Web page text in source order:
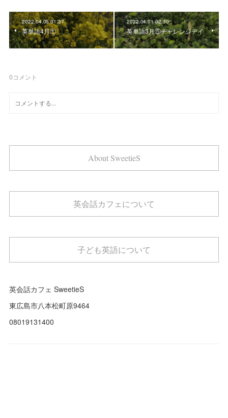
2022.04.05 01:37
英単語4月①
2022.04.01 02:30
英単語3月⑤チャレンジデイ
0コメント
About SweetieS
英会話カフェについて
子ども英語について
英会話カフェ SweetieS
東広島市八本松町原9464
08019131400